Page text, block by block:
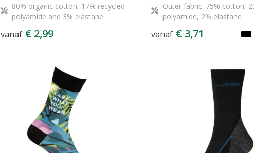
80% organic cotton, 17% recycled
polyamide and 3% elastane
vanaf € 2,99
Outer fabric: 75% cotton,
polyamide, 2% elastane
vanaf € 3,71